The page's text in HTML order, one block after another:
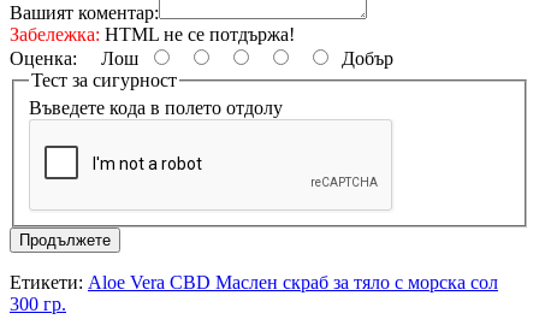
Вашият коментар:
Забележка: HTML не се потдържа!
Оценка: Лош
Добър
Тест за сигурност
Въведете кода в полето отдолу
Продължете
Етикети: Aloe Vera CBD Маслен скраб за тяло с морска сол
300 гр.